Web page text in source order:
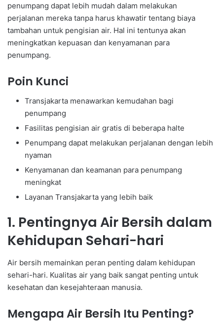
penumpang dapat lebih mudah dalam melakukan
perjalanan mereka tanpa harus khawatir tentang biaya
tambahan untuk pengisian air. Hal ini tentunya akan
meningkatkan kepuasan dan kenyamanan para
penumpang.
Poin Kunci
Transjakarta menawarkan kemudahan bagi
penumpang
Fasilitas pengisian air gratis di beberapa halte
Penumpang dapat melakukan perjalanan dengan lebih
nyaman
Kenyamanan dan keamanan para penumpang
meningkat
Layanan Transjakarta yang lebih baik
1. Pentingnya Air Bersih dalam
Kehidupan Sehari-hari
Air bersih memainkan peran penting dalam kehidupan
sehari-hari. Kualitas air yang baik sangat penting untuk
kesehatan dan kesejahteraan manusia.
Mengapa Air Bersih Itu Penting?